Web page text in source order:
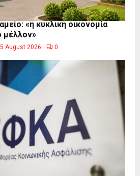
«η κυκλική οικονομία
μέλλον»
5 August 2026 0